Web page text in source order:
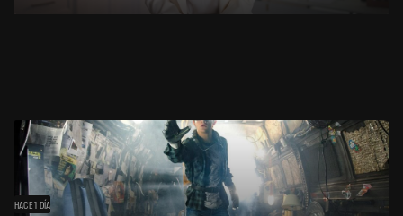
HACE 1 DÍA